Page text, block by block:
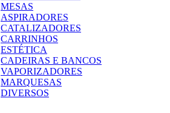
MESAS
ASPIRADORES
CATALIZADORES
CARRINHOS
ESTÉTICA
CADEIRAS E BANCOS
VAPORIZADORES
MARQUESAS
DIVERSOS